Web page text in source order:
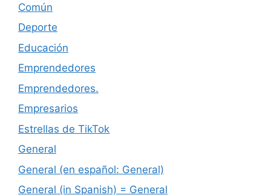
Común
Deporte
Educación
Emprendedores
Emprendedores.
Empresarios
Estrellas de TikTok
General
General (en español: General)
General (in Spanish) = General